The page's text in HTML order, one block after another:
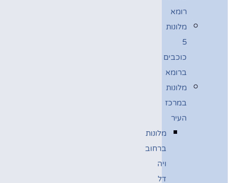
רומא
מלונות
5
כוכבים
ברומא
מלונות
במרכז
העיר
מלונות
ברחוב
ויה
דל